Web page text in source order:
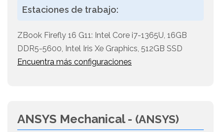
Estaciones de trabajo:
ZBook Firefly 16 G11: Intel Core i7-1365U, 16GB
DDR5-5600, Intel Iris Xe Graphics, 512GB SSD
Encuentra más configuraciones
ANSYS Mechanical - (ANSYS)